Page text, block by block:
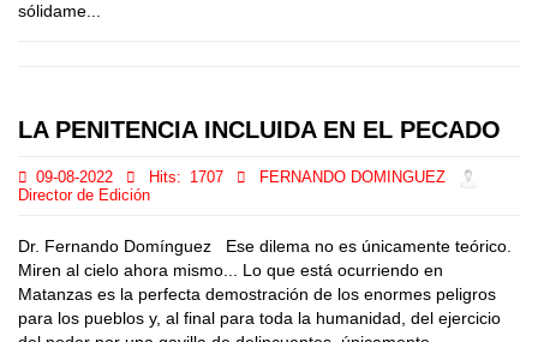
sólidame...
LA PENITENCIA INCLUIDA EN EL PECADO
09-08-2022 Hits: 1707
FERNANDO DOMINGUEZ
Director de Edición
Dr. Fernando Domínguez Ese dilema no es únicamente teórico.
Miren al cielo ahora mismo... Lo que está ocurriendo en
Matanzas es la perfecta demostración de los enormes peligros
para los pueblos y, al final para toda la humanidad, del ejercicio